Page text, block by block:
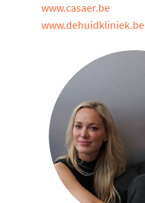
www.casaer.be
www.dehuidkliniek.be